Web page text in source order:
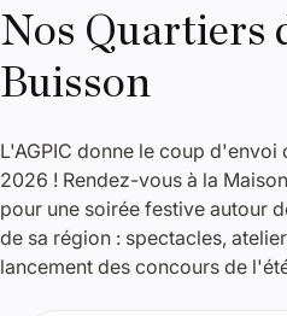
Nos Quartiers
Buisson
L'AGPIC donne le coup d'envoi
2026 ! Rendez-vous à la
pour une soirée festive autour
de sa région : spectacles,
lancement des concours de